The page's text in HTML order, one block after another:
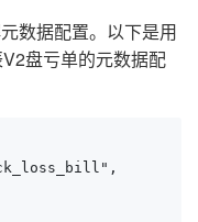
数据配置。以下是用
盘亏单的元数据配